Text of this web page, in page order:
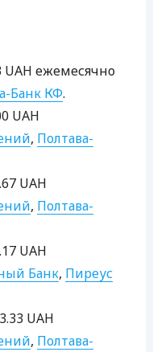
UAH ежемесячно
Банк КФ.
UAH
, Полтава-
UAH
, Полтава-
UAH
Банк, Пиреус
UAH
, Полтава-